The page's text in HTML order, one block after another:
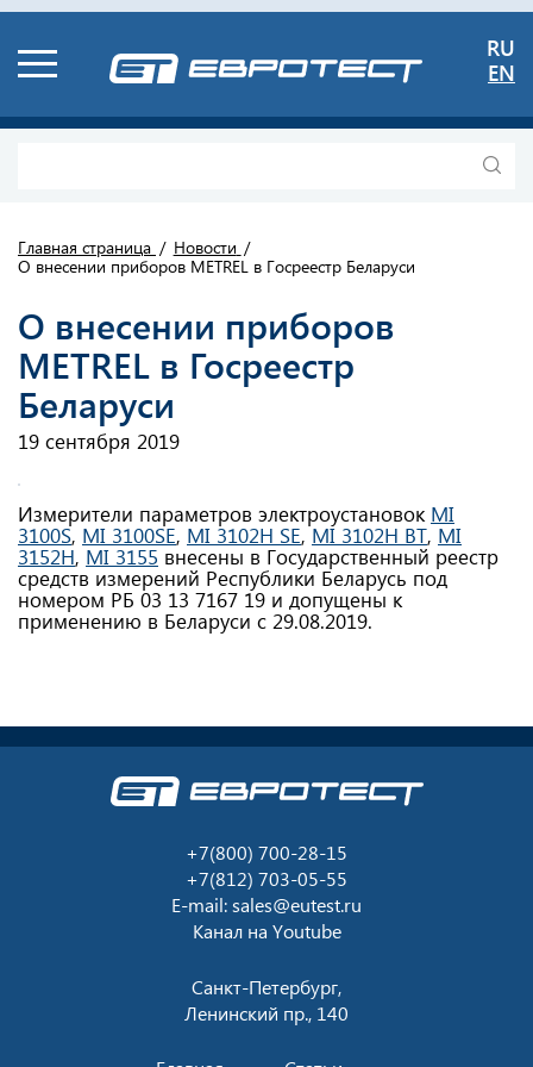
RU
EN
Главная страница
Новости
О внесении приборов METREL в Госреестр Беларуси
О внесении приборов
METREL в Госреестр
Беларуси
19 сентября 2019
Измерители параметров электроустановок MI
3100S, MI 3100SE, MI 3102H SE,MI 3102H BT, MI
3152H, MI 3155 внесены в Государственный реестр
средств измерений Республики Беларусь под
номером РБ 03 13 7167 19 и допущены к
применению в Беларуси с 29.08.2019.
+7(800) 700-28-15
+7(812) 703-05-55
E-mail:sales@eutest.ru
Канал на Youtube
Санкт-Петербург,
Ленинский пр., 140